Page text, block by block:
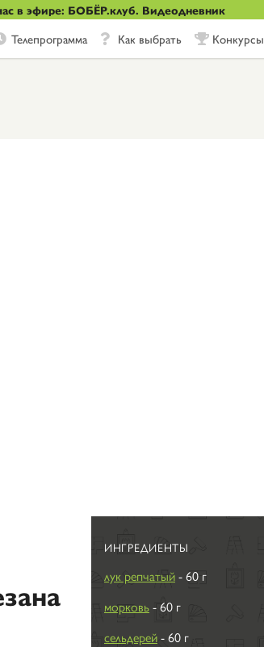
в эфире: БОБЁР.клуб. Видеодневник
Телепрограмма Как выбрать Конкурсы
ИНГРЕДИЕНТЫ
лук репчатый- 60 г
морковь- 60 г
сельдерей- 60 г